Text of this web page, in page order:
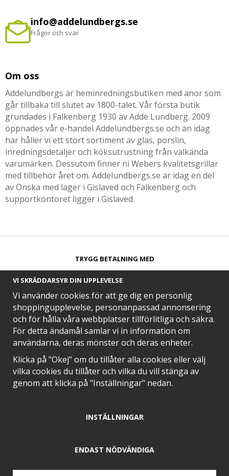
info@addelundbergs.se
Frågor och svar
Om oss
Addelundbergs är heminredningsbutiken med anor som
går tillbaka till slutet av 1800-talet. Vår första butik
grundades i Falkenberg 1930 av Adde Lundberg. 2009
öppnades vår e-handel Addelundbergs.se och än idag
har håller vi ett stort sortiment av glas, porslin,
inredningsdetaljer och köksutrustning från välkända
varumärken. Dessutom finner ni Webers kvalitetsgrillar
med tillbehör året om. Addelundbergs.se är idag en del
av Önska med lager i Gislaved och Falkenberg och
supportkontoret ligger i Gislaved.
TRYGG BETALNING MED​
SNABB LEVERANS MED
EN DEL AV
VI SKRÄDDARSYR DIN UPPLEVELSE
Vi använder cookies för att ge dig en personlig
shoppingupplevelse, personanpassad annonsering
och för hålla våra webbplatser tillförlitliga och säkra.
För detta ändamål samlar vi in information om
användarna, deras mönster och deras enheter.
Klicka på "Okej" om du tillåter alla cookies eller välj
vilka cookies du tillåter och vilka du vill stänga av
genom att klicka på "Inställningar" nedan.
INSTÄLLNINGAR
ENDAST NÖDVÄNDIGA